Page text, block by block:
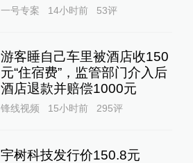
一号专案 14小时前 53评
游客睡自己车里被酒店收150
元“住宿费”，监管部门介入后
酒店退款并赔偿1000元
锋线视频 15小时前 295评
宇树科技发行价150.8元